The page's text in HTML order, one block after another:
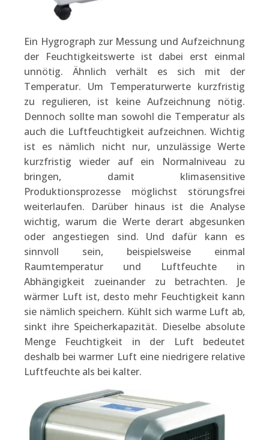
Ein Hygrograph zur Messung und Aufzeichnung
der Feuchtigkeitswerte ist dabei erst einmal
unnötig. Ähnlich verhält es sich mit der
Temperatur. Um Temperaturwerte kurzfristig
zu regulieren, ist keine Aufzeichnung nötig.
Dennoch sollte man sowohl die Temperatur als
auch die Luftfeuchtigkeit aufzeichnen. Wichtig
ist es nämlich nicht nur, unzulässige Werte
kurzfristig wieder auf ein Normalniveau zu
bringen, damit klimasensitive
Produktionsprozesse möglichst störungsfrei
weiterlaufen. Darüber hinaus ist die Analyse
wichtig, warum die Werte derart abgesunken
oder angestiegen sind. Und dafür kann es
sinnvoll sein, beispielsweise einmal
Raumtemperatur und Luftfeuchte in
Abhängigkeit zueinander zu betrachten. Je
wärmer Luft ist, desto mehr Feuchtigkeit kann
sie nämlich speichern. Kühlt sich warme Luft ab,
sinkt ihre Speicherkapazität. Dieselbe absolute
Menge Feuchtigkeit in der Luft bedeutet
deshalb bei warmer Luft eine niedrigere relative
Luftfeuchte als bei kalter.